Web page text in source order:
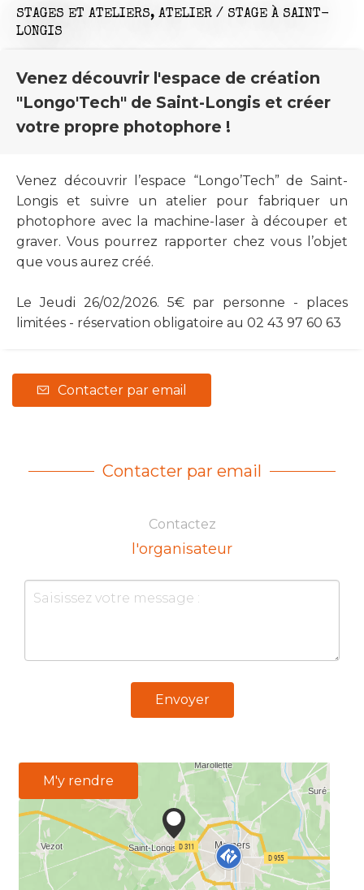
STAGES ET ATELIERS, ATELIER / STAGE À SAINT-
LONGIS
Venez découvrir l'espace de création
"Longo'Tech" de Saint-Longis et créer
votre propre photophore !
Venez découvrir l’espace “Longo’Tech” de Saint-
Longis et suivre un atelier pour fabriquer un
photophore avec la machine-laser à découper et
graver. Vous pourrez rapporter chez vous l’objet
que vous aurez créé.
Le Jeudi 26/02/2026. 5€ par personne - places
limitées - réservation obligatoire au 02 43 97 60 63
Contacter par email
Contacter par email
Contactez
l'organisateur
Envoyer
M'y rendre